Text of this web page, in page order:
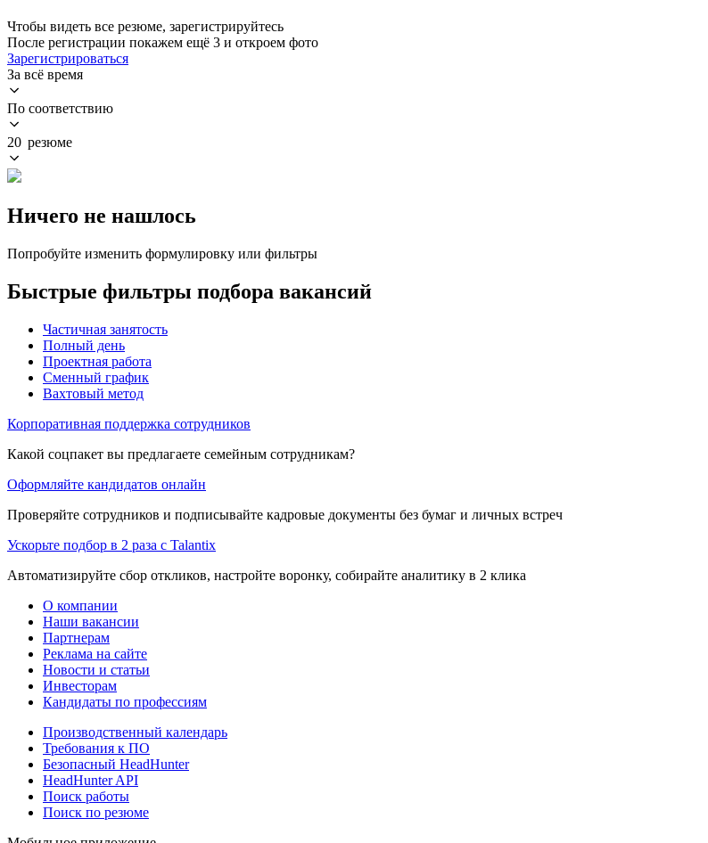
Чтобы видеть все резюме, зарегистрируйтесь
После регистрации покажем ещё 3 и откроем фото
Зарегистрироваться
За всё время
По соответствию
20 резюме
Ничего не нашлось
Попробуйте изменить формулировку или фильтры
Быстрые фильтры подбора вакансий
Частичная занятость
Полный день
Проектная работа
Сменный график
Вахтовый метод
Корпоративная поддержка сотрудников
Какой соцпакет вы предлагаете семейным сотрудникам?
Оформляйте кандидатов онлайн
Проверяйте сотрудников и подписывайте кадровые документы без бумаг и личных встреч
Ускорьте подбор в 2 раза с Talantix
Автоматизируйте сбор откликов, настройте воронку, собирайте аналитику в 2 клика
О компании
Наши вакансии
Партнерам
Реклама на сайте
Новости и статьи
Инвесторам
Кандидаты по профессиям
Производственный календарь
Требования к ПО
Безопасный HeadHunter
HeadHunter API
Поиск работы
Поиск по резюме